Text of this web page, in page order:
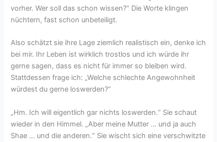
vorher. Wer soll das schon wissen?“ Die Worte klingen
nüchtern, fast schon unbeteiligt.
Also schätzt sie ihre Lage ziemlich realistisch ein, denke ich
bei mir. Ihr Leben ist wirklich trostlos und ich würde ihr
gerne sagen, dass es nicht für immer so bleiben wird.
Stattdessen frage ich: „Welche schlechte Angewohnheit
würdest du gerne loswerden?“
„Hm. Ich will eigentlich gar nichts loswerden.“ Sie schaut
wieder in den Himmel. „Aber meine Mutter … und ja auch
Shae … und die anderen.“ Sie wischt sich eine verschwitzte